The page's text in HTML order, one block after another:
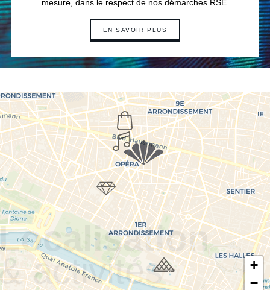
mesure, dans le respect de nos démarches RSE.
EN SAVOIR PLUS
+
−
activités